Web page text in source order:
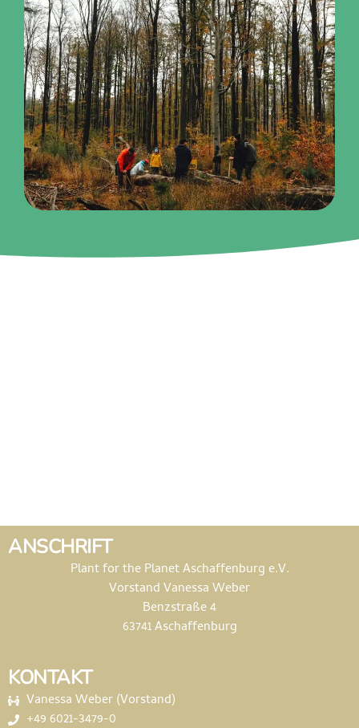
ANSCHRIFT
Plant for the Planet Aschaffenburg e.V.
Vorstand Vanessa Weber
Benzstraße 4
63741 Aschaffenburg
KONTAKT
Vanessa Weber (Vorstand)
+49 6021-3479-0